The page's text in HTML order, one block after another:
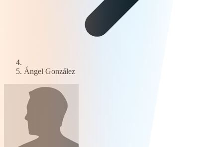
Ángel González